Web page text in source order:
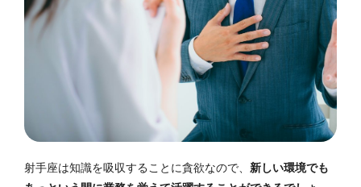
射手座は知識を吸収することに貪欲なので、 新しい環境でも